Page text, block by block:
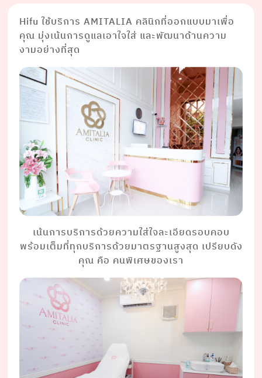
Hifu ใช้บริการ AMITALIA คลินิกที่ออกแบบมาเพื่อ
คุณ มุ่งเน้นการดูแลเอาใจใส่ และพัฒนาด้านความ
งามอย่างที่สุด
เน้นการบริการด้วยความใส่ใจละเอียดรอบคอบ
พร้อมเต็มที่ทุกบริการด้วยมาตรฐานสูงสุด เปรียบดัง
คุณ คือ คนพิเศษของเรา